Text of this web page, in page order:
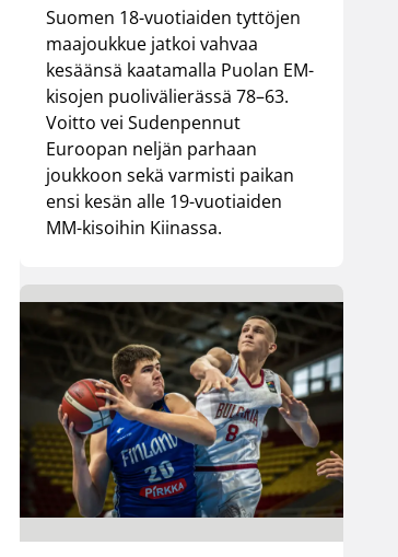
Suomen 18-vuotiaiden tyttöjen
maajoukkue jatkoi vahvaa
kesäänsä kaatamalla Puolan EM-
kisojen puolivälierässä 78–63.
Voitto vei Sudenpennut
Euroopan neljän parhaan
joukkoon sekä varmisti paikan
ensi kesän alle 19-vuotiaiden
MM-kisoihin Kiinassa.